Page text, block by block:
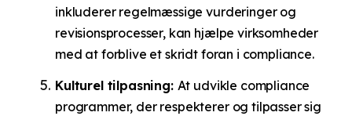
inkluderer regelmæssige vurderinger og
revisionsprocesser, kan hjælpe virksomheder
med at forblive et skridt foran i compliance.
Kulturel tilpasning: At udvikle compliance
programmer, der respekterer og tilpasser sig